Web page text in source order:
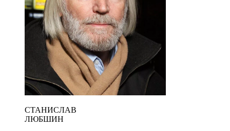
СТАНИСЛАВ
ЛЮБШИН